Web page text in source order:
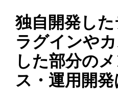
独自開発し
ラグインや
した部分の
ス・運用開